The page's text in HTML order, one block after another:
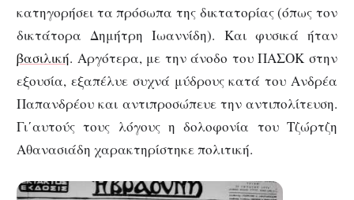
κατηγορήσει τα πρόσωπα της δικτατορίας (όπως τον
δικτάτορα Δημήτρη Ιωαννίδη). Και φυσικά ήταν
βασιλική. Αργότερα, με την άνοδο του ΠΑΣΟΚ στην
εξουσία, εξαπέλυε συχνά μύδρους κατά του Ανδρέα
Παπανδρέου και αντιπροσώπευε την αντιπολίτευση.
Γι΄αυτούς τους λόγους η δολοφονία του Τζώρτζη
Αθανασιάδη χαρακτηρίστηκε πολιτική.